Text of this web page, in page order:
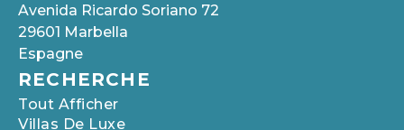
Avenida Ricardo Soriano 72
29601 Marbella
Espagne
RECHERCHE
Tout Afficher
Villas De Luxe